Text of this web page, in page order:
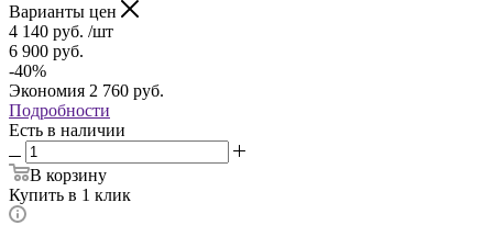
Варианты цен
4 140 руб. /шт
6 900 руб.
-40%
Экономия 2 760 руб.
Подробности
Есть в наличии
В корзину
Купить в 1 клик